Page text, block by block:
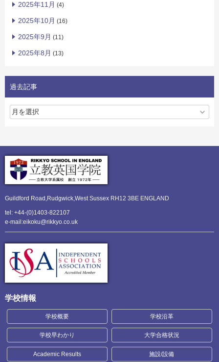
2025年11月 (4)
2025年10月 (16)
2025年9月 (11)
2025年8月 (13)
過去記事
Guildford Road,Rudgwick,West Sussex RH12 3BE ENGLAND
tel: +44-(0)1403-822107
e-mail:eikoku@rikkyo.co.uk
学校情報
学校概要 学校沿革
学校早わかり 大学合格状況
Academic Results 施設/設備